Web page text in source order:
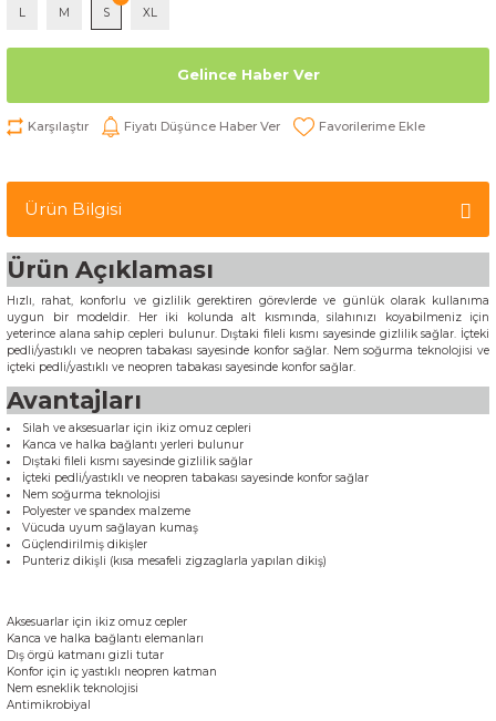
L M S XL
Gelince Haber Ver
Karşılaştır Fiyatı Düşünce Haber Ver
Ürün Bilgisi
Ürün Açıklaması
Hızlı, rahat, konforlu ve gizlilik gerektiren görevlerde ve günlük olarak kullanıma
uygun bir modeldir. Her iki kolunda alt kısmında, silahınızı koyabilmeniz için
yeterince alana sahip cepleri bulunur. Dıştaki fileli kısmı sayesinde gizlilik sağlar. İçteki
pedli/yastıklı ve neopren tabakası sayesinde konfor sağlar. Nem soğurma teknolojisi ve
içteki pedli/yastıklı ve neopren tabakası sayesinde konfor sağlar.
Avantajları
Silah ve aksesuarlar için ikiz omuz cepleri
Kanca ve halka bağlantı yerleri bulunur
Dıştaki fileli kısmı sayesinde gizlilik sağlar
İçteki pedli/yastıklı ve neopren tabakası sayesinde konfor sağlar
Nem soğurma teknolojisi
Polyester ve spandex malzeme
Vücuda uyum sağlayan kumaş
Güçlendirilmiş dikişler
Punteriz dikişli (kısa mesafeli zigzaglarla yapılan dikiş)
Aksesuarlar için ikiz omuz cepler
Kanca ve halka bağlantı elemanları
Dış örgü katmanı gizli tutar
Konfor için iç yastıklı neopren katman
Nem esneklik teknolojisi
Antimikrobiyal